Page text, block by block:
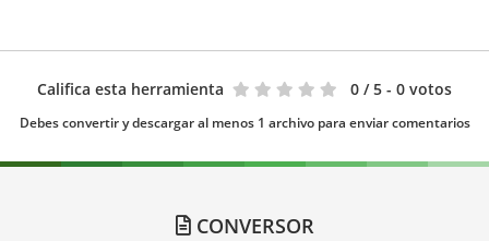
Califica esta herramienta 0 / 5 - 0 votos
Debes convertir y descargar al menos 1 archivo para enviar comentarios
CONVERSOR